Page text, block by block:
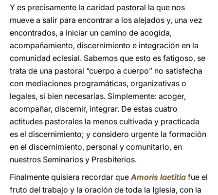
Y es precisamente la caridad pastoral la que nos
mueve a salir para encontrar a los alejados y, una vez
encontrados, a iniciar un camino de acogida,
acompañamiento, discernimiento e integración en la
comunidad eclesial. Sabemos que esto es fatigoso, se
trata de una pastoral “cuerpo a cuerpo” no satisfecha
con mediaciones programáticas, organizativas o
legales, si bien necesarias. Simplemente: acoger,
acompañar, discernir, integrar. De estas cuatro
actitudes pastorales la menos cultivada y practicada
es el discernimiento; y considero urgente la formación
en el discernimiento, personal y comunitario, en
nuestros Seminarios y Presbiterios.
Finalmente quisiera recordar queAmoris laetitia fue el
fruto del trabajo y la oración de toda la Iglesia, con la